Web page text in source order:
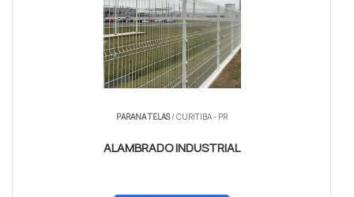
PARANA TELAS/ CURITIBA - PR
ALAMBRADO INDUSTRIAL